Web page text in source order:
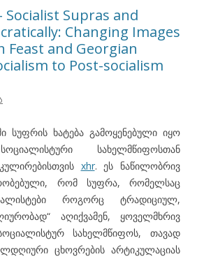
Socialist Supras and
Changing Images
Feast and Georgian
to Post-socialism
სუფრის ხატება გამოყენებული იყო
სახელმწიფოსთან
xhr. ეს ნაწილობრივ
რომ სუფრა, რომელსაც
როგორც ტრადიციულ,
აღიქვამენ, ყოველმხრივ
სახელმწიფოს, თავად
ცხოვრების არტიკულაციას